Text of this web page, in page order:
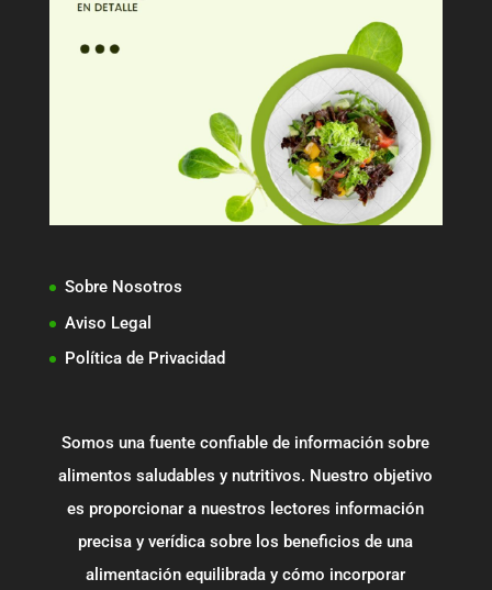
Sobre Nosotros
Aviso Legal
Política de Privacidad
Somos una fuente confiable de información sobre
alimentos saludables y nutritivos. Nuestro objetivo
es proporcionar a nuestros lectores información
precisa y verídica sobre los beneficios de una
alimentación equilibrada y cómo incorporar